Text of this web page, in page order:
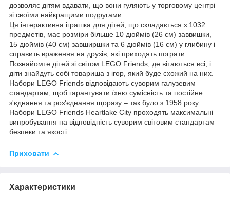
дозволяє дітям вдавати, що вони гуляють у торговому центрі
зі своїми найкращими подругами.
Ця інтерактивна іграшка для дітей, що складається з 1032
предметів, має розміри більше 10 дюймів (26 см) заввишки,
15 дюймів (40 см) завширшки та 6 дюймів (16 см) у глибину і
справить враження на друзів, які приходять пограти.
Познайомте дітей зі світом LEGO Friends, де вітаються всі, і
діти знайдуть собі товариша з ігор, який буде схожий на них.
Набори LEGO Friends відповідають суворим галузевим
стандартам, щоб гарантувати їхню сумісність та постійне
з'єднання та роз'єднання щоразу – так було з 1958 року.
Набори LEGO Friends Heartlake City проходять максимальні
випробування на відповідність суворим світовим стандартам
безпеки та якості.
Приховати
Характеристики